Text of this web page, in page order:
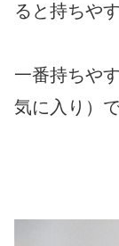
ると持ちや
一番持ちや
気に入り）